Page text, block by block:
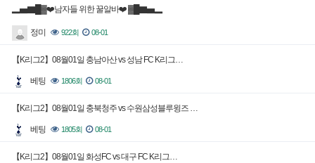
▂▅▇█▓❤️남자들 위한 꿀알바❤️ ▓█▇▅▂
정미 922회 08-01
【K리그2】08월01일 충남아산 vs 성남 FC K리그…
베팅 1806회 08-01
【K리그2】08월01일 충북청주 vs 수원삼성블루윙즈 …
베팅 1805회 08-01
【K리그2】08월01일 화성FC vs 대구 FC K리그…